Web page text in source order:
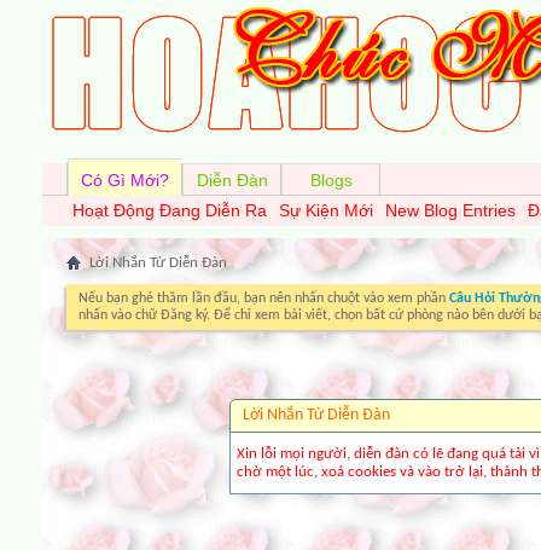
Có Gì Mới?
Hoạt Động Đang Diễn Ra
Sự Kiện Mới New Blog Entries
Diễn Đàn Blogs
Lời Nhắn Từ Diễn Ðàn
Nếu bạn ghé thăm lần đầu, bạn nên nhấn chuột vào xem phần Câu Hỏi
nhấn vào chữ Đăng ký. Để chỉ xem bài viết, chọn bất cứ phòng nào bên dưới
Lời Nhắn Từ Diễn Ðàn
Xin lỗi mọi người, diễn đàn có lẽ đang quá tải
chờ một lúc, xoá cookies và vào trở lại, thành